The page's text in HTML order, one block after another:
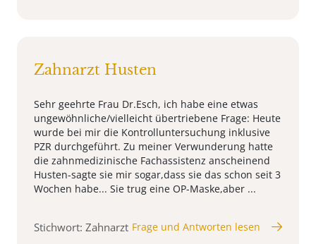
Zahnarzt Husten
Sehr geehrte Frau Dr.Esch, ich habe eine etwas
ungewöhnliche/vielleicht übertriebene Frage: Heute
wurde bei mir die Kontrolluntersuchung inklusive
PZR durchgeführt. Zu meiner Verwunderung hatte
die zahnmedizinische Fachassistenz anscheinend
Husten-sagte sie mir sogar,dass sie das schon seit 3
Wochen habe... Sie trug eine OP-Maske,aber ...
Stichwort: Zahnarzt Frage und Antworten lesen